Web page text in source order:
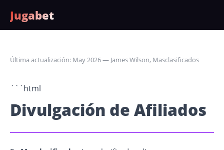
Jugabet
Última actualización: May 2026 — James Wilson, Masclasificados
```html
Divulgación de Afiliados